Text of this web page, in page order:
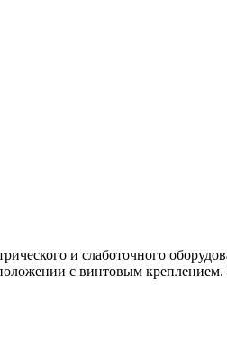
и слаботочного
с винтовым